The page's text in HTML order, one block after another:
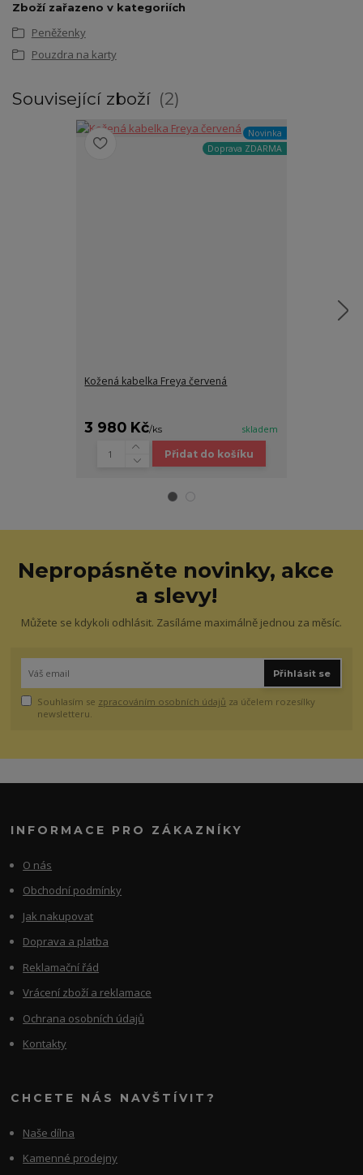
Zboží zařazeno v kategoriích
Peněženky
Pouzdra na karty
Související zboží 2
Novinka
Doprava ZDARMA
Kožená kabelka Freya červená
3 980 Kč/ks skladem
Přidat do košíku
Nepropásněte novinky, akce
a slevy!
Můžete se kdykoli odhlásit. Zasíláme maximálně jednou za měsíc.
Přihlásit se
Souhlasím se zpracováním osobních údajů za účelem rozesílky
newsletteru.
INFORMACE PRO ZÁKAZNÍKY
O nás
Obchodní podmínky
Jak nakupovat
Doprava a platba
Reklamační řád
Vrácení zboží a reklamace
Ochrana osobních údajů
Kontakty
CHCETE NÁS NAVŠTÍVIT?
Naše dílna
Kamenné prodejny